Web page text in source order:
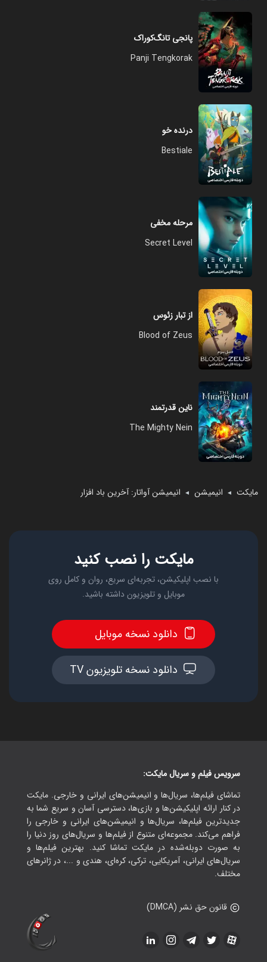
پانجی تانگ‌کوراک
Panji Tengkorak
درنده خو
Bestiale
مرحله مخفی
Secret Level
از تبار زئوس
Blood of Zeus
ناین قدرتمند
The Mighty Nein
مایکت ◄ انیمیشن ◄ انیمیشن آواتار: آخرین باد افزار
مایکت را نصب کنید
با نصب اپلیکیشن، تجربه‌ای سریع، روان و کامل روی
موبایل و تلویزیون داشته باشید.
دانلود نسخه موبایل
دانلود نسخه تلویزیون TV
سرویس فیلم و سریال مایکت:
تماشای فیلم‌ها، سریال‌ها و انیمیشن‌های ایرانی و خارجی. مایکت
در کنار ارائه اپلیکیشن‌ها و بازی‌ها، دسترسی آسان و سریع شما به
جدیدترین فیلم‌ها، سریال‌ها و انیمیشن‌های ایرانی و خارجی را
فراهم می‌کند. مجموعه‌ای متنوع از فیلم‌ها و سریال‌های روز دنیا را
به صورت دوبله‌شده در مایکت تماشا کنید. بهترین فیلم‌ها و
سریال‌های ایرانی، آمریکایی، ترکی، کره‌ای، هندی و ...، در ژانرهای
مختلف.
قانون حق نشر (DMCA)